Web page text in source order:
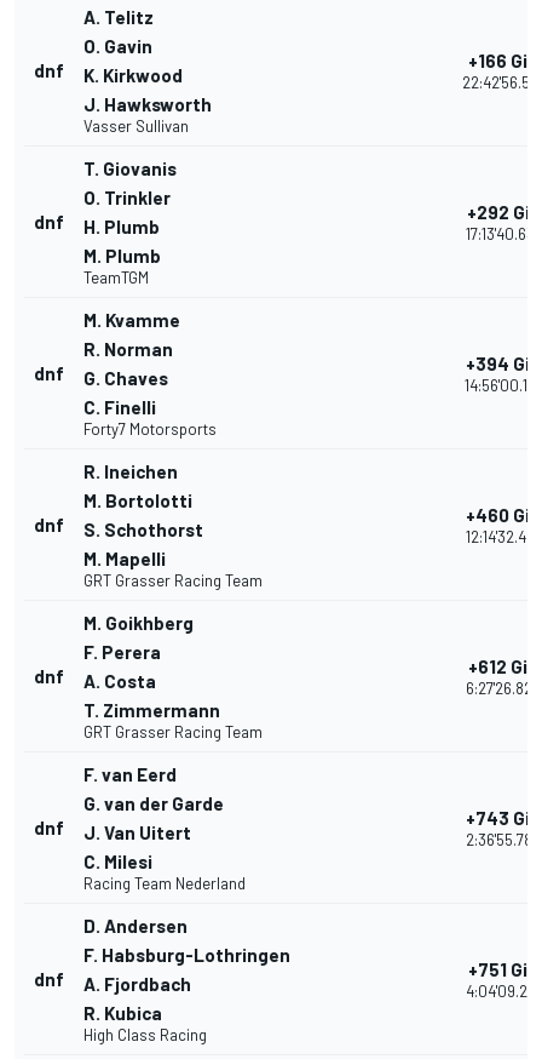
dnf
A. Telitz
O. Gavin
K. Kirkwood
J. Hawksworth
Vasser Sullivan
+166 Giri
dnf
T. Giovanis
O. Trinkler
H. Plumb
M. Plumb
TeamTGM
+292 Giri
17:13'40.638
dnf
M. Kvamme
R. Norman
G. Chaves
C. Finelli
Forty7 Motorsports
+394 Giri
dnf
R. Ineichen
M. Bortolotti
S. Schothorst
M. Mapelli
GRT Grasser Racing Team
+460 Giri
12:14'32.486
dnf
M. Goikhberg
F. Perera
A. Costa
T. Zimmermann
GRT Grasser Racing Team
+612 Giri
6:27'26.820
dnf
F. van Eerd
G. van der Garde
J. Van Uitert
C. Milesi
Racing Team Nederland
+743 Giri
2:36'55.780
dnf
D. Andersen
F. Habsburg-Lothringen
A. Fjordbach
R. Kubica
High Class Racing
+751 Giri
4:04'09.278